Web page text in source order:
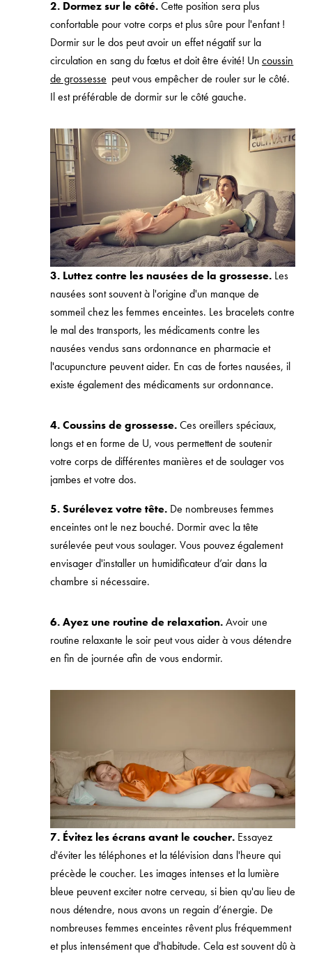
2. Dormez sur le côté.Cette position sera plus
confortable pour votre corps et plus sûre pour l'enfant !
Dormir sur le dos peut avoir un effet négatif sur la
circulation en sang du fœtus et doit être évité! Uncoussin
de grossesse peut vous empêcher de rouler sur le côté.
Il est préférable de dormir sur le côté gauche.
3. Luttez contre les nausées de la grossesse. Les
nausées sont souvent à l'origine d'un manque de
sommeil chez les femmes enceintes. Les bracelets contre
le mal des transports, les médicaments contre les
nausées vendus sans ordonnance en pharmacie et
l'acupuncture peuvent aider. En cas de fortes nausées, il
existe également des médicaments sur ordonnance.
4. Coussins de grossesse.Ces oreillers spéciaux,
longs et en forme de U, vous permettent de soutenir
votre corps de différentes manières et de soulager vos
jambes et votre dos.
5. Surélevez votre tête. De nombreuses femmes
enceintes ont le nez bouché. Dormir avec la tête
surélevée peut vous soulager. Vous pouvez également
envisager d'installer un humidificateur d’air dans la
chambre si nécessaire.
6. Ayez une routine de relaxation.Avoir une
routine relaxante le soir peut vous aider à vous détendre
en fin de journée afin de vous endormir.
7. Évitez les écrans avant le coucher. Essayez
d'éviter les téléphones et la télévision dans l'heure qui
précède le coucher. Les images intenses et la lumière
bleue peuvent exciter notre cerveau, si bien qu'au lieu de
nous détendre, nous avons un regain d’énergie. De
nombreuses femmes enceintes rêvent plus fréquemment
et plus intensément que d'habitude. Cela est souvent dû à